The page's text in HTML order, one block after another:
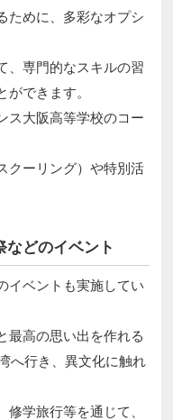
ために、多彩なオプシ
、専門的なスキルの習
できます。
ス大阪高等学校のコー
クーリング）や特別活
などのイベント
イベントも実施してい
最高の思い出を作れる
へ行き、異文化に触れ
学旅行等を通じて、